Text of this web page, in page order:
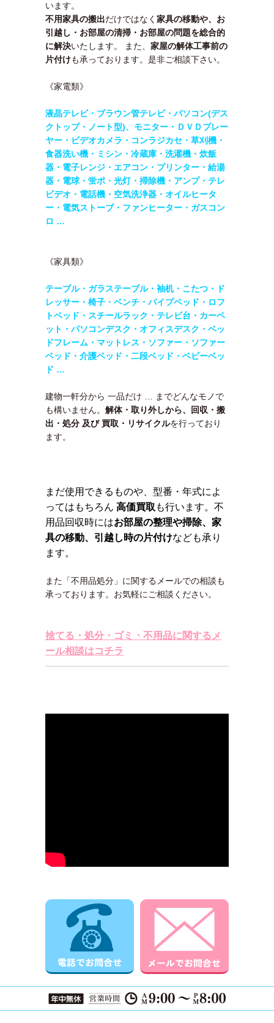
います。
不用家具の搬出だけではなく 家具の移動や、お
引越し・お部屋の清掃・お部屋の問題を総合的
に解決いたします。 また、 家屋の解体工事前の
片付けも承っております。是非ご相談下さい。
《家電類》
液晶テレビ・ブラウン管テレビ・パソコン(デス
クトップ・ノート型)、モニター・ ＤＶＤプレー
ヤー・ビデオカメラ・コンラジカセ・草刈機・
食器洗い機・ミシン・ 冷蔵庫・洗濯機・炊飯
器・電子レンジ・エアコン・ プリンター・給湯
器・電球・蛍ポ・光灯・掃除機・アンプ・テレ
ビデオ・電話機・ 空気洗浄器・オイルヒータ
ー・電気ストーブ・ファンヒーター・ガスコン
ロ …
《家具類》
テーブル・ ガラステーブル・袖机・こたつ・ド
レッサー・椅子・ベンチ・パイプベッド・ロフ
トベッド・ スチールラック・テレビ台・カーペ
ット・パソコンデスク・オフィスデスク・ベッ
ドフレーム・マットレス・ソファー・ソファー
ベッド・介護ベッド・二段ベッド・ ベビーベッ
ド …
建物一軒分から 一品だけ … までどんなモノで
も構いません。 解体・取り外しから、回収・搬
出・処分 及び 買取・リサイクルを行っており
ます。
まだ使用できるものや、型番・年式によ
ってはもちろん 高価買取 も行います。不
用品回収時にはお部屋の整理や掃除、家
具の移動、引越し時の片付けなども承り
ます。
また「不用品処分」に関するメールでの相談も
承っております。お気軽にご相談ください。
捨てる・処分・ゴミ・不用品に関するメ
ール相談はコチラ
電話でお問合せ